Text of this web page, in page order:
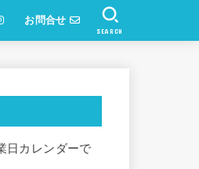
お問合せ
SEARCH
日カレンダーで